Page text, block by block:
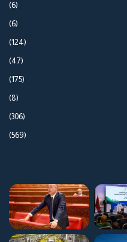
(6)
(6)
(124)
(47)
(175)
(8)
(306)
(569)